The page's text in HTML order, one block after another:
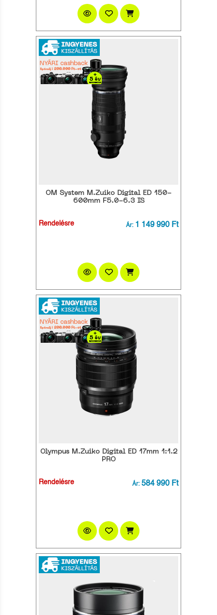
OM System M.Zuiko Digital ED 150-
600mm F5.0-6.3 IS
Rendelésre Ár: 1 149 990 Ft
Olympus M.Zuiko Digital ED 17mm 1:1.2
PRO
Rendelésre Ár: 584 990 Ft